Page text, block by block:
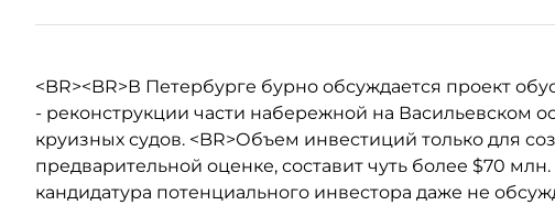
<BR><BR>В Петербурге бурно обсуждается проект
- реконструкции части набережной на Васильевском
круизных судов. <BR>Объем инвестиций только для
предварительной оценке, составит чуть более $70
кандидатура потенциального инвестора даже не